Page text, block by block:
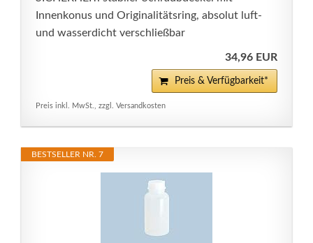
Innenkonus und Originalitätsring, absolut luft-
und wasserdicht verschließbar
34,96 EUR
Preis & Verfügbarkeit*
Preis inkl. MwSt., zzgl. Versandkosten
BESTSELLER NR. 7